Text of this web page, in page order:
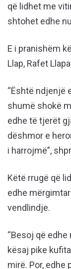
që lidhet me
shtohet edhe
E i pranishëm
Llap, Rafet
“Është ndjenjë
shumë shokë
edhe të tjerët
dëshmor e
i harrojmë”,
Këtë rrugë që
edhe
vendlindje.
“Besoj që
kësaj pike
mirë. Por, edhe